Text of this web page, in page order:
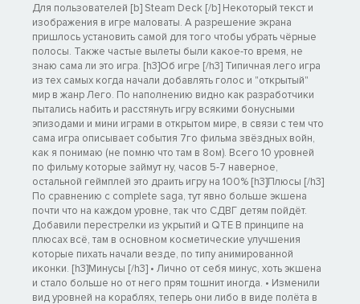
Для пользователей [b] Steam Deck [/b] Некоторый текст и
изображения в игре маловаты. А разрешение экрана
пришлось установить самой для того чтобы убрать чёрные
полосы. Также частые вылеты были какое-то время, не
знаю сама ли это игра. [h3]Об игре [/h3] Типичная лего игра
из тех самых когда начали добавлять голос и "открытый"
мир в жанр Лего. По наполнению видно как разработчики
пытались набить и расстянуть игру всякими бонусными
эпизодами и мини играми в открытом мире, в связи с тем что
сама игра описывает события 7го фильма звёздных войн,
как я понимаю (не помню что там в 8ом). Всего 10 уровней
по фильму которые займут ну, часов 5-7 наверное,
остальной геймплей это драить игру на 100% [h3]Плюсы [/h3]
По сравнению с complete saga, тут явно больше экшена
почти что на каждом уровне, так что СДВГ детям пойдёт.
Добавили перестрелки из укрытий и QTE В принципе на
плюсах всё, там в основном косметические улучшения
которые пихать начали везде, по типу анимированной
иконки. [h3]Минусы [/h3] • Лично от себя минус, хоть экшена
и стало больше но от него прям тошнит иногда. • Изменили
вид уровней на кораблях, теперь они либо в виде полёта в